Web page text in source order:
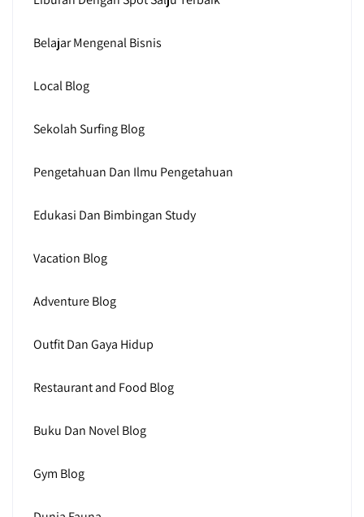
Belajar Mengenal Bisnis
Local Blog
Sekolah Surfing Blog
Pengetahuan Dan Ilmu Pengetahuan
Edukasi Dan Bimbingan Study
Vacation Blog
Adventure Blog
Outfit Dan Gaya Hidup
Restaurant and Food Blog
Buku Dan Novel Blog
Gym Blog